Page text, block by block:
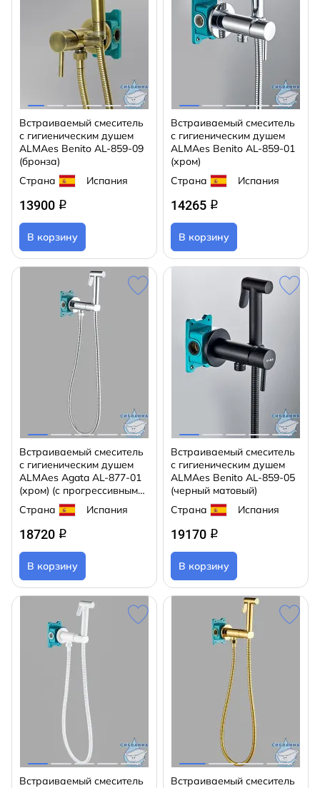
Встраиваемый смеситель
с гигиеническим душем
ALMAes Benito AL-859-09
(бронза)
Страна
Испания
13900 q
В корзину
Встраиваемый смеситель
с гигиеническим душем
ALMAes Benito AL-859-01
(хром)
Страна
Испания
14265 q
В корзину
Встраиваемый смеситель
с гигиеническим душем
ALMAes Agata AL-877-01
(хром) (с прогрессивным
смесителем)
Страна Испания
18720 q
В корзину
Встраиваемый смеситель
с гигиеническим душем
ALMAes Benito AL-859-05
(черный матовый)
Страна
Испания
19170 q
В корзину
Встраиваемый смеситель
Встраиваемый смеситель